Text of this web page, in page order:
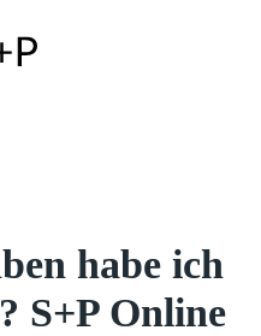
habe ich
S+P Online